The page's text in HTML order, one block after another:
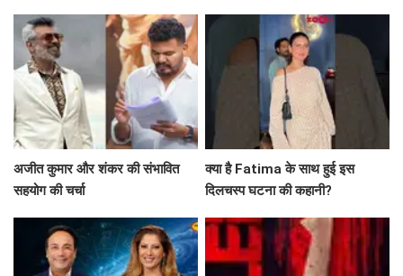
अजीत कुमार और शंकर की संभावित
सहयोग की चर्चा
क्या है Fatima के साथ हुई इस
दिलचस्प घटना की कहानी?